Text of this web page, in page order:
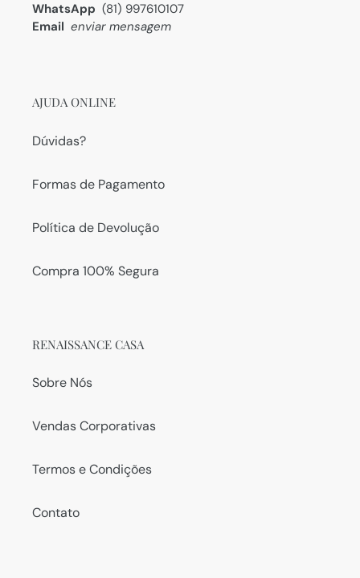
WhatsApp (81) 997610107
Email enviar mensagem
AJUDA ONLINE
Dúvidas?
Formas de Pagamento
Política de Devolução
Compra 100% Segura
RENAISSANCE CASA
Sobre Nós
Vendas Corporativas
Termos e Condições
Contato